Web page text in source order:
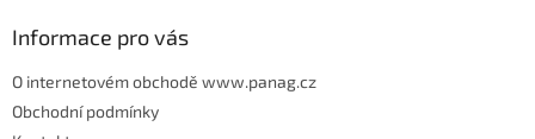
Informace pro vás
O internetovém obchodě www.panag.cz
Obchodní podmínky